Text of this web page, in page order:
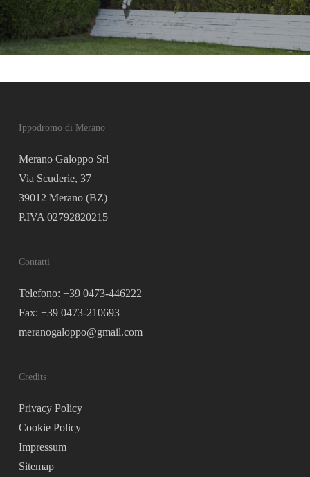
Ippodromo di Merano
Merano Galoppo Srl
Via Scuderie, 37
39012 Merano (BZ)
P.IVA 02792820215
Contatti
Telefono: +39 0473-446222
Fax: +39 0473-210693
meranogaloppo@gmail.com
Credits
Privacy Policy
Cookie Policy
Impressum
Sitemap